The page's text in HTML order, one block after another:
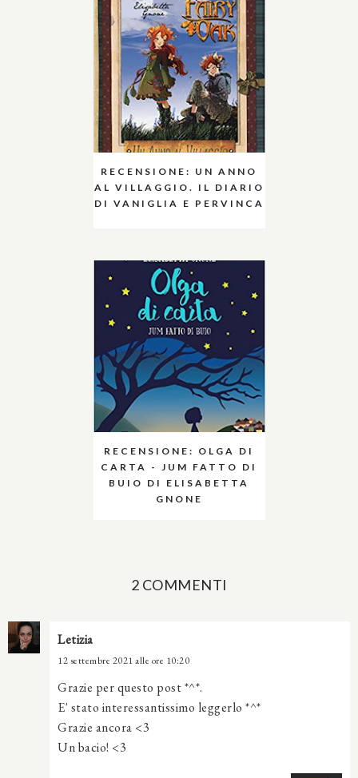
RECENSIONE: UN ANNO
AL VILLAGGIO. IL DIARIO
DI VANIGLIA E PERVINCA
RECENSIONE: OLGA DI
CARTA - JUM FATTO DI
BUIO DI ELISABETTA
GNONE
2 COMMENTI
Letizia
12 settembre 2021 alle ore 10:20
Grazie per questo post *^*.
E' stato interessantissimo leggerlo *^*
Grazie ancora <3
Un bacio! <3